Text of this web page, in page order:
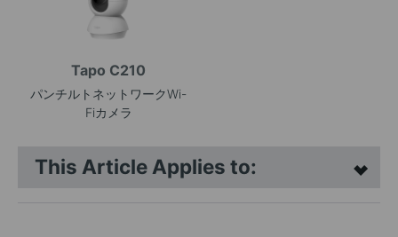
Tapo C210
パンチルトネットワークWi-
Fiカメラ
This Article Applies to: